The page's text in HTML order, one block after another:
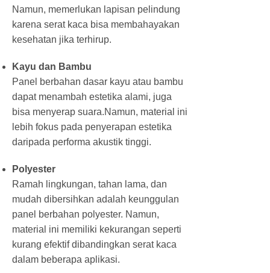
Namun, memerlukan lapisan pelindung
karena serat kaca bisa membahayakan
kesehatan jika terhirup.
Kayu dan Bambu
Panel berbahan dasar kayu atau bambu
dapat menambah estetika alami, juga
bisa menyerap suara.Namun, material ini
lebih fokus pada penyerapan estetika
daripada performa akustik tinggi.
Polyester
Ramah lingkungan, tahan lama, dan
mudah dibersihkan adalah keunggulan
panel berbahan polyester. Namun,
material ini memiliki kekurangan seperti
kurang efektif dibandingkan serat kaca
dalam beberapa aplikasi.